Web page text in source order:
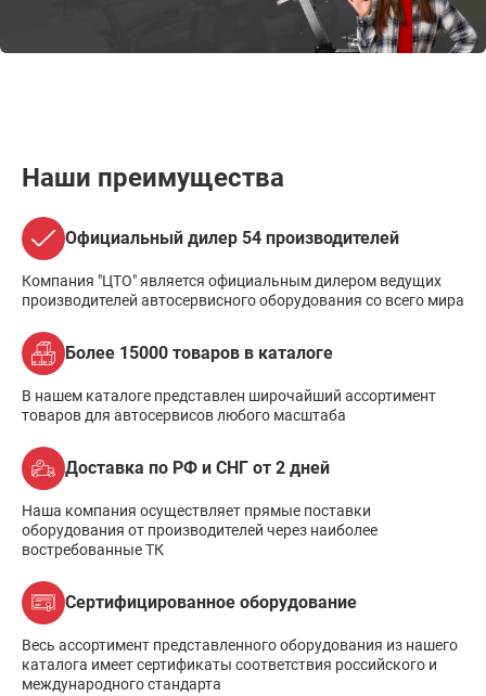
Наши преимущества
Официальный дилер 54 производителей
Компания "ЦТО" является официальным дилером ведущих
производителей автосервисного оборудования со всего мира
Более 15000 товаров в каталоге
В нашем каталоге представлен широчайший ассортимент
товаров для автосервисов любого масштаба
Доставка по РФ и СНГ от 2 дней
Наша компания осуществляет прямые поставки
оборудования от производителей через наиболее
востребованные ТК
Сертифицированное оборудование
Весь ассортимент представленного оборудования из нашего
каталога имеет сертификаты соответствия российского и
международного стандарта